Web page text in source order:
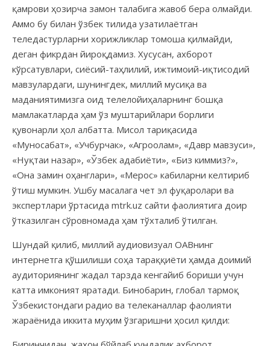
қамрови ҳозирча замон талабига жавоб бера олмайди.
Аммо бу билан ўзбек тилида узатилаётган
теледастурларни хорижликлар томоша қилмайди,
деган фикрдан йироқдамиз. Хусусан, ахборот
кўрсатувлари, сиёсий-таҳлилий, ижтимоий-иқтисодий
мавзулардаги, шунингдек, миллий мусиқа ва
маданиятимизга оид телелойиҳаларнинг бошқа
мамлакатларда ҳам ўз муштарийлари борлиги
қувонарли ҳол албатта. Мисол тариқасида
«Муносабат», «Учбурчак», «Агроолам», «Давр мавзуси»,
«Нуқтаи назар», «Ўзбек адабиёти», «Биз киммиз?»,
«Она замин оҳанглари», «Мерос» кабиларни келтириб
ўтиш мумкин. Ушбу масалага чет эл фуқаролари ва
экспертлари ўртасида mtrk.uz сайти фаолиятига доир
ўтказилган сўровномада ҳам тўхталиб ўтилган.
Шундай қилиб, миллий аудиовизуал ОАВнинг
интернетга қўшилиши соҳа тараққиёти ҳамда доимий
аудиториянинг жадал тарзда кенгайиб бориши учун
катта имконият яратади. Бинобарин, глобал тармоқ
Ўзбекистондаги радио ва телеканаллар фаолияти
жараёнида иккита муҳим ўзгаришни ҳосил қилди: